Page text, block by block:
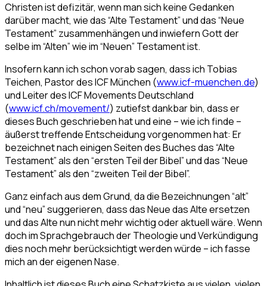
Christen ist defizitär, wenn man sich keine Gedanken
darüber macht, wie das “Alte Testament” und das “Neue
Testament” zusammenhängen und inwiefern Gott der
selbe im “Alten” wie im “Neuen” Testament ist.
Insofern kann ich schon vorab sagen, dass ich Tobias
Teichen, Pastor des ICF München (www.icf-muenchen.de)
und Leiter des ICF Movements Deutschland
(www.icf.ch/movement/) zutiefst dankbar bin, dass er
dieses Buch geschrieben hat und eine – wie ich finde –
äußerst treffende Entscheidung vorgenommen hat: Er
bezeichnet nach einigen Seiten des Buches das “Alte
Testament” als den “ersten Teil der Bibel” und das “Neue
Testament” als den “zweiten Teil der Bibel”.
Ganz einfach aus dem Grund, da die Bezeichnungen “alt”
und “neu” suggerieren, dass das Neue das Alte ersetzen
und das Alte nun nicht mehr wichtig oder aktuell wäre. Wenn
doch im Sprachgebrauch der Theologie und Verkündigung
dies noch mehr berücksichtigt werden würde – ich fasse
mich an der eigenen Nase.